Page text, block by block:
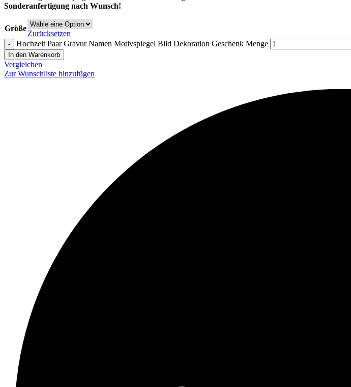
Sonderanfertigung nach Wunsch!
Größe
Zurücksetzen
Hochzeit Paar Gravur Namen Motivspiegel Bild Dekoration Geschenk Menge
In den Warenkorb
Vergleichen
Zur Wunschliste hinzufügen